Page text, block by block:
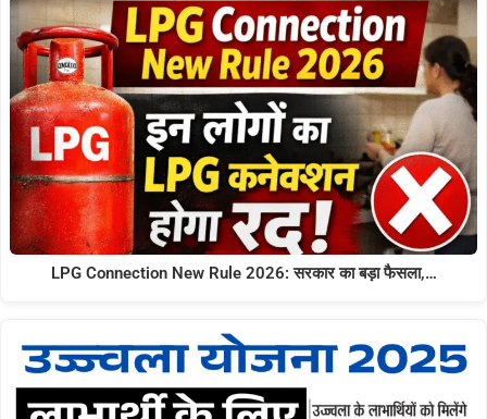
LPG Connection New Rule 2026: सरकार का बड़ा फैसला,…